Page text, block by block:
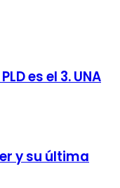
es el 3. UNA
y su última